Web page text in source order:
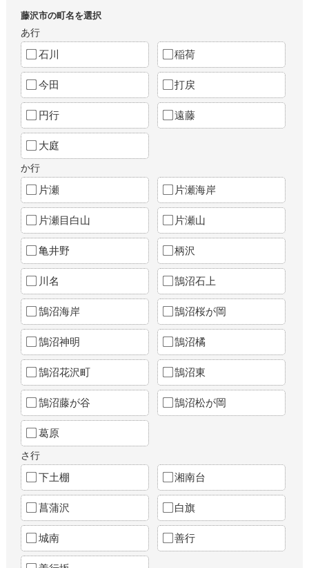
藤沢市の町名を選択
あ行
石川 稲荷
今田 打戻
円行 遠藤
大庭
か行
片瀬 片瀬海岸
片瀬目白山 片瀬山
亀井野 柄沢
川名 鵠沼石上
鵠沼海岸 鵠沼桜が岡
鵠沼神明 鵠沼橘
鵠沼花沢町 鵠沼東
鵠沼藤が谷 鵠沼松が岡
葛原
さ行
下土棚 湘南台
菖蒲沢 白旗
城南 善行